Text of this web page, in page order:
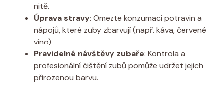
nitě.
Úprava stravy: Omezte konzumaci potravin a
nápojů, které zuby zbarvují (např. káva, červené
víno).
Pravidelné návštěvy zubaře: Kontrola a
profesionální čištění zubů pomůže udržet jejich
přirozenou barvu.